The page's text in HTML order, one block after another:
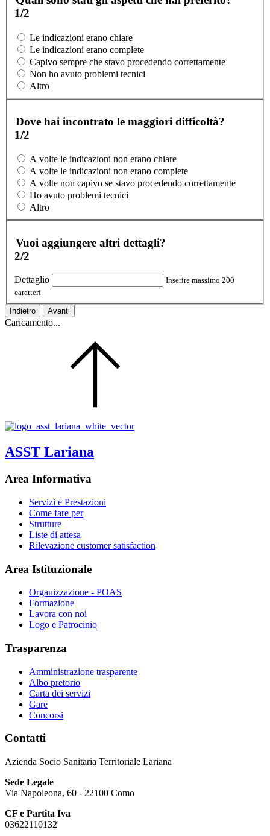
1/2
Le indicazioni erano chiare
Le indicazioni erano complete
Capivo sempre che stavo procedendo correttamente
Non ho avuto problemi tecnici
Altro
Dove hai incontrato le maggiori difficoltà?
1/2
A volte le indicazioni non erano chiare
A volte le indicazioni non erano complete
A volte non capivo se stavo procedendo correttamente
Ho avuto problemi tecnici
Altro
Vuoi aggiungere altri dettagli?
2/2
Dettaglio
Inserire massimo 200
caratteri
Indietro Avanti
Caricamento...
ASST Lariana
Area Informativa
Servizi e Prestazioni
Come fare per
Strutture
Liste di attesa
Rilevazione customer satisfaction
Area Istituzionale
Organizzazione - POAS
Formazione
Lavora con noi
Logo e Patrocinio
Trasparenza
Amministrazione trasparente
Albo pretorio
Carta dei servizi
Gare
Concorsi
Contatti
Azienda Socio Sanitaria Territoriale Lariana
Sede Legale
Via Napoleona, 60 - 22100 Como
CF e Partita Iva
03622110132